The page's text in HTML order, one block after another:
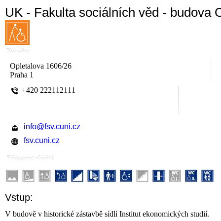
UK - Fakulta sociálních věd - budova
Kontakty
Opletalova 1606/26
Praha 1
+420 222112111
info@fsv.cuni.cz
fsv.cuni.cz
Přístupnost objektů
Vstup:
V budově v historické zástavbě sídlí Institut ekonomických studií.